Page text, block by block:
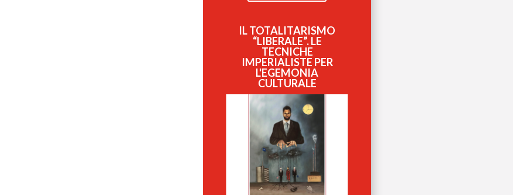
IL TOTALITARISMO
“LIBERALE”. LE
TECNICHE
IMPERIALISTE PER
L'EGEMONIA
CULTURALE